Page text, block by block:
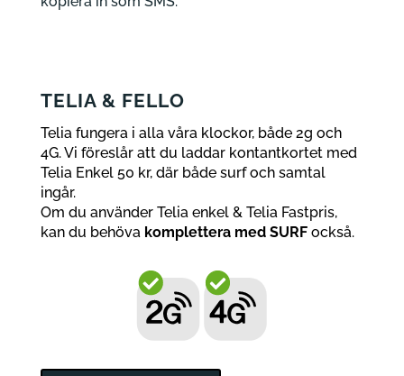
TELIA & FELLO
Telia fungera i alla våra klockor, både 2g och
4G. Vi föreslår att du laddar kontantkortet med
Telia Enkel 50 kr, där både surf och samtal
ingår.
Om du använder Telia enkel & Telia Fastpris,
kan du behöva komplettera med SURFockså.